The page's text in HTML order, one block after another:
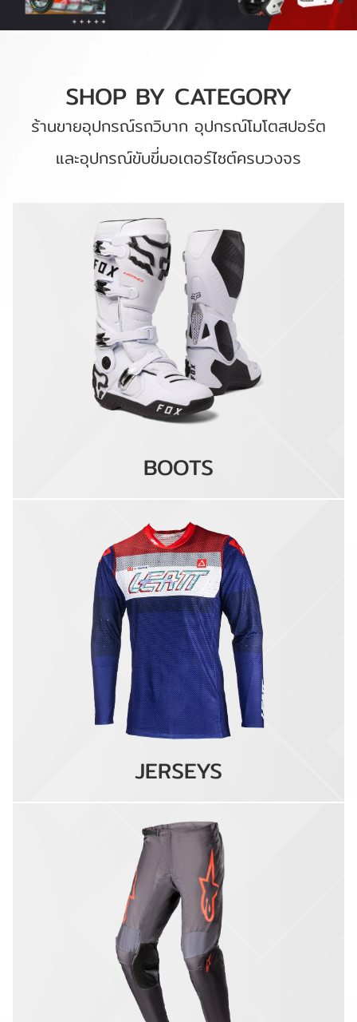
SHOP BY CATEGORY
ร้านขายอุปกรณ์รถวิบาก อุปกรณ์โมโตสปอร์ต
และอุปกรณ์ขับขี่มอเตอร์ไซต์ครบวงจร
BOOTS
JERSEYS